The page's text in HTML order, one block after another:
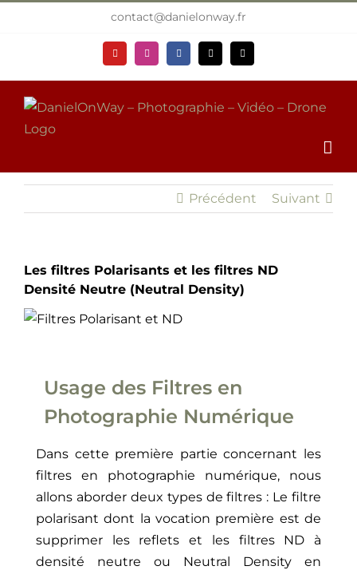
contact@danielonway.fr
YouTubeInstagramFacebook
X Email
Précédent Suivant
Les filtres Polarisants et les filtres ND
Densité Neutre (Neutral Density)
Usage des Filtres en
Photographie Numérique
Dans cette première partie concernant les
filtres en photographie numérique, nous
allons aborder deux types de filtres : Le filtre
polarisant dont la vocation première est de
supprimer les reflets et les filtres ND à
densité neutre ou Neutral Density en